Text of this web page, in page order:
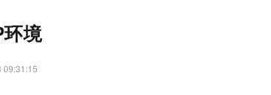
境
09:31:15